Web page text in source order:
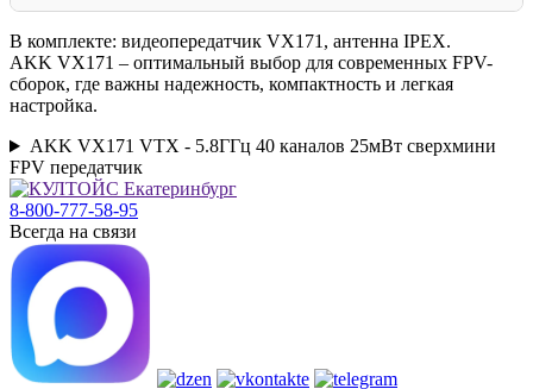
В комплекте: видеопередатчик VX171, антенна IPEX.
AKK VX171 – оптимальный выбор для современных FPV-
сборок, где важны надежность, компактность и легкая
настройка.
AKK VX171 VTX - 5.8ГГц 40 каналов 25мВт сверхмини
FPV передатчик
8-800-777-58-95
Всегда на связи